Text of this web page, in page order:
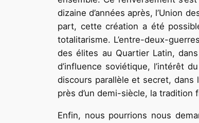
dizaine d’années après, l’Union
part, cette création a été
totalitarisme. L’entre-deux-
des élites au Quartier Latin,
d’influence soviétique, l’intérêt
discours parallèle et secret, dans
près d’un demi-siècle, la
Enfin, nous pourrions nous